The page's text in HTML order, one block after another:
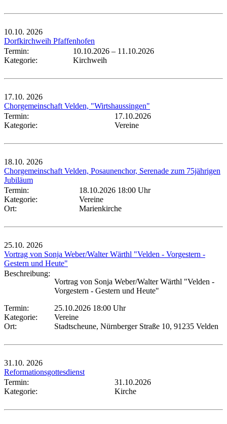
10.10. 2026
Dorfkirchweih Pfaffenhofen
Termin:
10.10.2026 – 11.10.2026
Kategorie:
Kirchweih
17.10. 2026
Chorgemeinschaft Velden, "Wirtshaussingen"
Termin:
17.10.2026
Kategorie:
Vereine
18.10. 2026
Chorgemeinschaft Velden, Posaunenchor, Serenade zum 75jährigen
Jubiläum
Termin:
18.10.2026 18:00 Uhr
Kategorie:
Vereine
Ort:
Marienkirche
25.10. 2026
Vortrag von Sonja Weber/Walter Wärthl "Velden - Vorgestern -
Gestern und Heute"
Beschreibung:
Vortrag von Sonja Weber/Walter Wärthl "Velden -
Vorgestern - Gestern und Heute"
Termin:
25.10.2026 18:00 Uhr
Kategorie:
Vereine
Ort:
Stadtscheune, Nürnberger Straße 10, 91235 Velden
31.10. 2026
Reformationsgottesdienst
Termin:
31.10.2026
Kategorie:
Kirche